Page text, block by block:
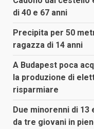
di 40 e 67 anni
Precipita per 50
ragazza di 14 anni
A Budapest poca
la produzione di
risparmiare
Due minorenni di
da tre giovani in